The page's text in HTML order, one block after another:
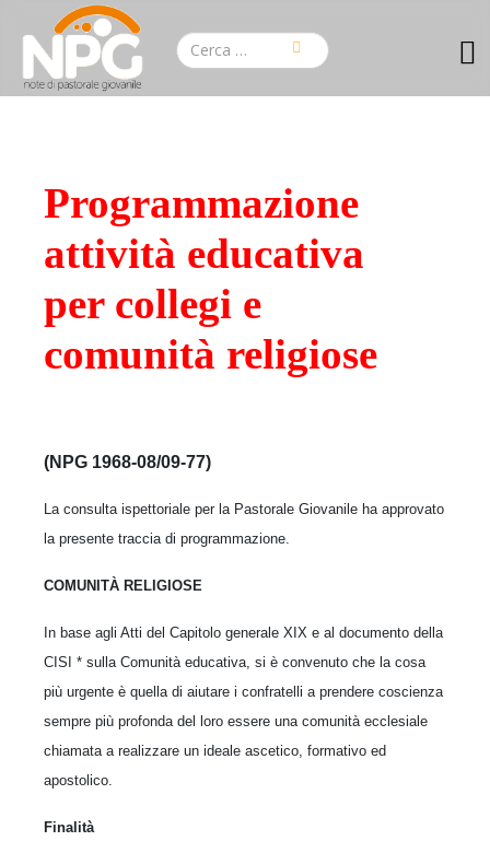
Programmazione
attività educativa
per collegi e
comunità religiose
(NPG 1968-08/09-77)
La consulta ispettoriale per la Pastorale Giovanile ha approvato
la presente traccia di programmazione.
COMUNITÀ RELIGIOSE
In base agli Atti del Capitolo generale XIX e al documento della
CISI * sulla Comunità educativa, si è convenuto che la cosa
più urgente è quella di aiutare i confratelli a prendere coscienza
sempre più profonda del loro essere una comunità ecclesiale
chiamata a realizzare un ideale ascetico, formativo ed
apostolico.
Finalità